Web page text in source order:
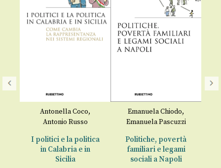
Antonella Coco,
Antonio Russo
I politici e la politica
in Calabria e in
Sicilia
Emanuela Chiodo,
Emanuela Pascuzzi
Politiche, povertà
familiari e legami
sociali a Napoli